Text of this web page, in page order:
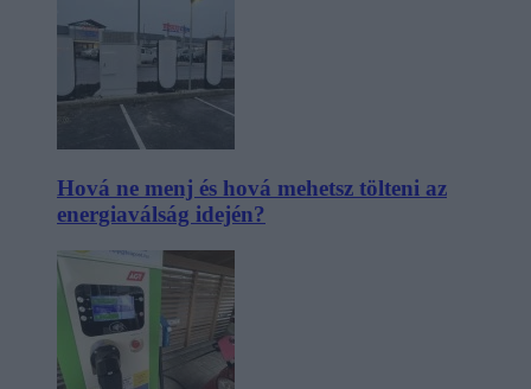
Hová ne menj és hová mehetsz tölteni az
energiaválság idején?